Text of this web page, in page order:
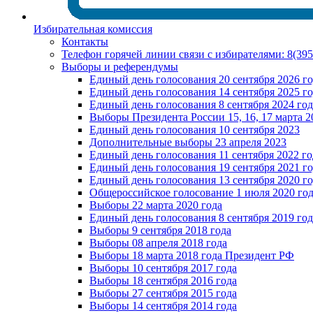
Избирательная комиссия
Контакты
Телефон горячей линии связи с избирателями:
Выборы и референдумы
Единый день голосования 20 сентября 2026
Единый день голосования 14 сентября 2025
Единый день голосования 8 сентября 2024
Выборы Президента России 15, 16, 17 марта
Единый день голосования 10 сентября 2023
Дополнительные выборы 23 апреля 2023
Единый день голосования 11 сентября 2022
Единый день голосования 19 сентября 2021
Единый день голосования 13 сентября 2020
Общероссийское голосование 1 июля 2020
Выборы 22 марта 2020 года
Единый день голосования 8 сентября 2019
Выборы 9 сентября 2018 года
Выборы 08 апреля 2018 года
Выборы 18 марта 2018 года Президент РФ
Выборы 10 сентября 2017 года
Выборы 18 сентября 2016 года
Выборы 27 сентября 2015 года
Выборы 14 сентября 2014 года